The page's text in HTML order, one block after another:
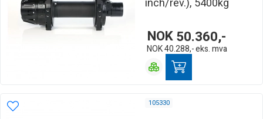
NOK50.360,-
NOK40.288,-eks. mva
105330